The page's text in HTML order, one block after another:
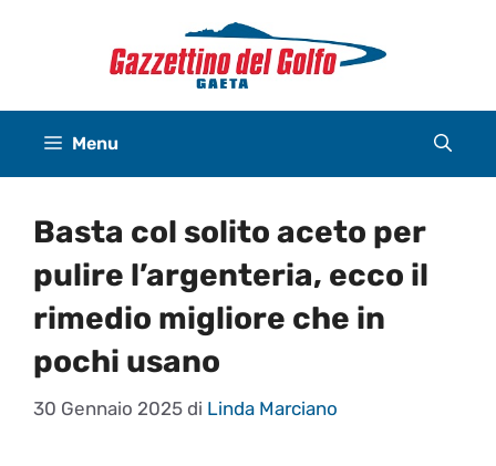
Menu
Basta col solito aceto per
pulire l’argenteria, ecco il
rimedio migliore che in
pochi usano
30 Gennaio 2025 di Linda Marciano